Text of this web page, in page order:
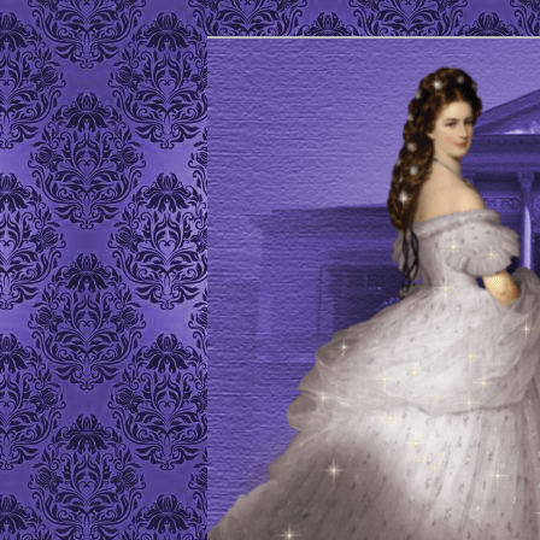
ELISABETH
Site de l'Association Elisabeth